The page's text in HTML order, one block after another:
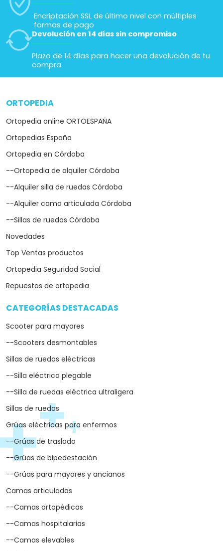
Encriptación SSL de último nivel con múltiples
formas de pago
Devolución en 14 días sin compromiso
Plazo de 14 días para hacer una devolución de tu
compra
ORTOPEDIA
Ortopedia online ORTOESPAÑA
Ortopedias España
Ortopedia en Córdoba
--Ortopedia de alquiler Córdoba
--Alquiler silla de ruedas Córdoba
--Alquiler cama articulada Córdoba
--Sillas de ruedas Córdoba
Novedades
Top Ventas productos
Ortopedia Seguridad Social
Repuestos de ortopedia
CATEGORÍAS DESTACADAS
Scooter para mayores
--Scooters desmontables
Sillas de ruedas eléctricas
--Silla eléctrica plegable
--Silla de ruedas eléctrica ultraligera
Sillas de ruedas
Grúas eléctricas para enfermos
--Grúas de traslado
--Grúas de bipedestación
--Grúas para mayores y ancianos
Camas articuladas
--Camas ortopédicas
--Camas hospitalarias
--Camas elevables